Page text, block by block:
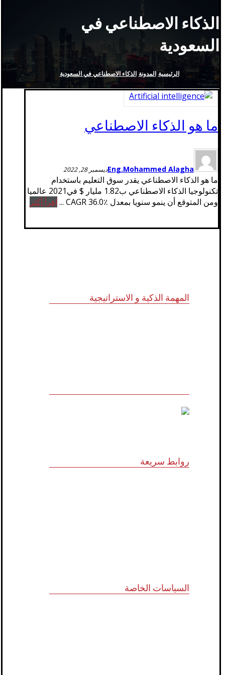
الذكاء الاصطناعي في
السعودية
الرئيسية المدونة الذكاء الاصطناعي في السعودية
ما هو الذكاء الاصطناعي
Eng.Mohammed Alaghaديسمبر 28, 2022
ما هو الذكاء الاصطناعي يقدر سوق التعليم باستخدام
تكنولوجيا الذكاء الاصطناعي ب1.82 مليار $ في2021 عالميا
ومن المتوقع أن ينمو سنويا بمعدل CAGR 36.0٪ ...
اقرأ أكثر
المهمة الذكية و الاستراتيجية
روابط سريعة
السياسات الخاصة